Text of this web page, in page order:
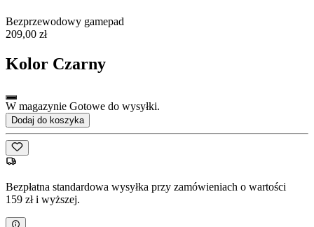
Bezprzewodowy gamepad
209,00 zł
Kolor Czarny
W magazynie Gotowe do wysyłki.
Dodaj do koszyka
Bezpłatna standardowa wysyłka przy zamówieniach o wartości
159 zł i wyższej.